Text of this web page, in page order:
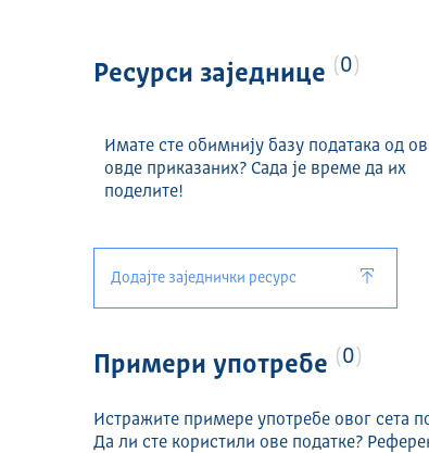
Ресурси заједнице 0
Имате сте обимнију базу података од
овде приказаних? Сада је време да их
поделите!
Додајте заједнички ресурс
Примери употребе 0
Истражите примере употребе овог сета
Да ли сте користили ове податке?